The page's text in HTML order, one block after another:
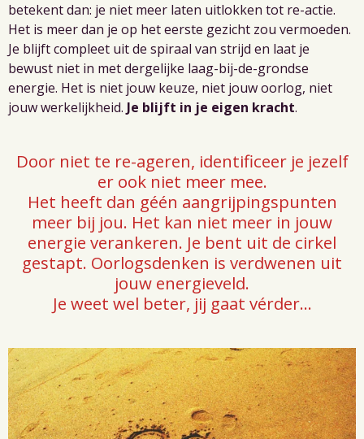
betekent dan: je niet meer laten uitlokken tot re-actie.
Het is meer dan je op het eerste gezicht zou vermoeden.
Je blijft compleet uit de spiraal van strijd en laat je
bewust niet in met dergelijke laag-bij-de-grondse
energie. Het is niet jouw keuze, niet jouw oorlog, niet
jouw werkelijkheid. Je blijft in je eigen kracht.
Door niet te re-ageren, identificeer je jezelf
er ook niet meer mee.
Het heeft dan géén aangrijpingspunten
meer bij jou. Het kan niet meer in jouw
energie verankeren. Je bent uit de cirkel
gestapt. Oorlogsdenken is verdwenen uit
jouw energieveld.
Je weet wel beter, jij gaat vérder...